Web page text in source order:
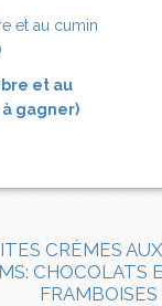
et au
gagner)
CRÈMES
CHOCOLATS
FRAMBOISES